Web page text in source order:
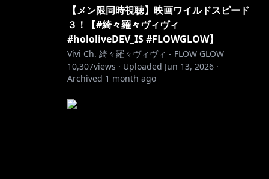
【メン限同時視聴】映画ワイルドスピード
３！【#綺々羅々ヴィヴィ
#hololiveDEV_IS #FLOWGLOW】
Vivi Ch. 綺々羅々ヴィヴィ - FLOW GLOW
10,307views · Uploaded Jun 13, 2026 ·
Archived 1 month ago